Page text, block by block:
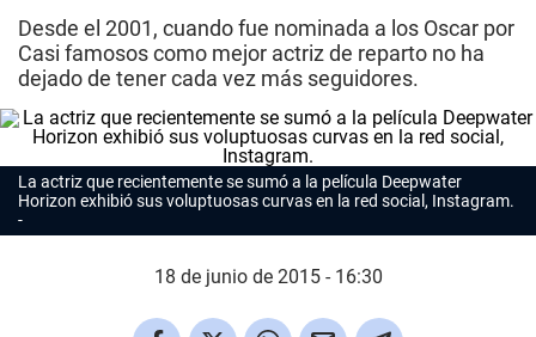
Desde el 2001, cuando fue nominada a los Oscar por
Casi famosos como mejor actriz de reparto no ha
dejado de tener cada vez más seguidores.
La actriz que recientemente se sumó a la película Deepwater
Horizon exhibió sus voluptuosas curvas en la red social, Instagram.
18 de junio de 2015 - 16:30